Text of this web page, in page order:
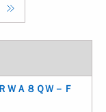
Ａ８ＱＷ－Ｆ